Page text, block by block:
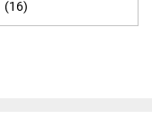
(16)